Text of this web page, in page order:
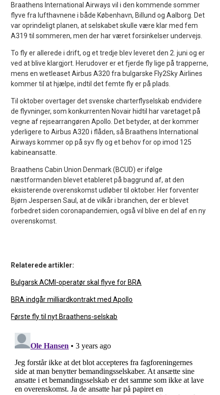
Braathens International Airways vil i den kommende sommer
flyve fra lufthavnene i både København, Billund og Aalborg. Det
var oprindeligt planen, at selskabet skulle være klar med fem
A319 til sommeren, men der har været forsinkelser undervejs.
To fly er allerede i drift, og et tredje blev leveret den 2. juni og er
ved at blive klargjort. Herudover er et fjerde fly lige på trapperne,
mens en wetleaset Airbus A320 fra bulgarske Fly2Sky Airlines
kommer til at hjælpe, indtil det femte fly er på plads.
Til oktober overtager det svenske charterflyselskab endvidere
de flyvninger, som konkurrenten Novair hidtil har varetaget på
vegne af rejsearrangøren Apollo. Det betyder, at der kommer
yderligere to Airbus A320 i flåden, så Braathens International
Airways kommer op på syv fly og et behov for op imod 125
kabineansatte.
Braathens Cabin Union Denmark (BCUD) er ifølge
næstformanden blevet etableret på baggrund af, at den
eksisterende overenskomst udløber til oktober. Her forventer
Bjørn Jespersen Saul, at de vilkår i branchen, der er blevet
forbedret siden coronapandemien, også vil blive en del af en ny
overenskomst.
Relaterede artikler:
Bulgarsk ACMI-operatør skal flyve for BRA
BRA indgår milliardkontrakt med Apollo
Første fly til nyt Braathens-selskab